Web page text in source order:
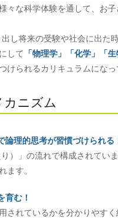
々な科学体験を通して、お
し将来の受験や社会に出た
して 「物理学」「化学」「
けられるカリキュラムになっ
カニズム
理的思考が習慣づけられる
」の流れで構成されてい
ます。
育む！
れているかを分かりやす